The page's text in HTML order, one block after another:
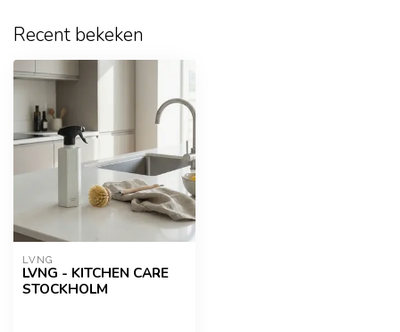
Recent bekeken
LVNG
LVNG - KITCHEN CARE
STOCKHOLM